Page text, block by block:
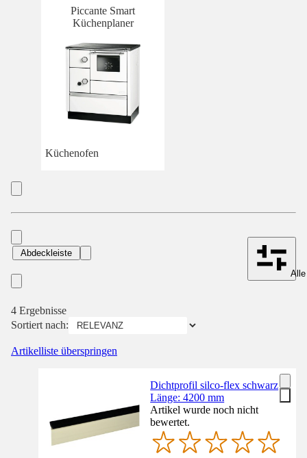
Piccante Smart
Küchenplaner
Küchenofen
Abdeckleiste
4 Ergebnisse
Sortiert nach:
Artikelliste überspringen
Dichtprofil silco-flex schwarz
Länge: 4200 mm
Artikel wurde noch nicht
bewertet.